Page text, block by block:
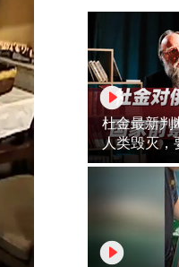
杜金最新判
人类毁灭，